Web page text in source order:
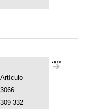
Artículo
3066
309-332